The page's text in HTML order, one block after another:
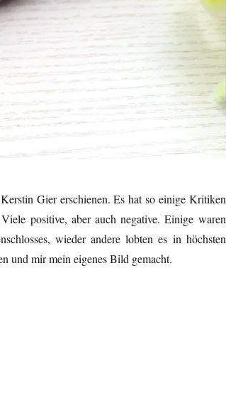
Gier erschienen. Es hat so einige Kritiken
positive, aber auch negative. Einige waren
wieder andere lobten es in höchsten
und mir mein eigenes Bild gemacht.